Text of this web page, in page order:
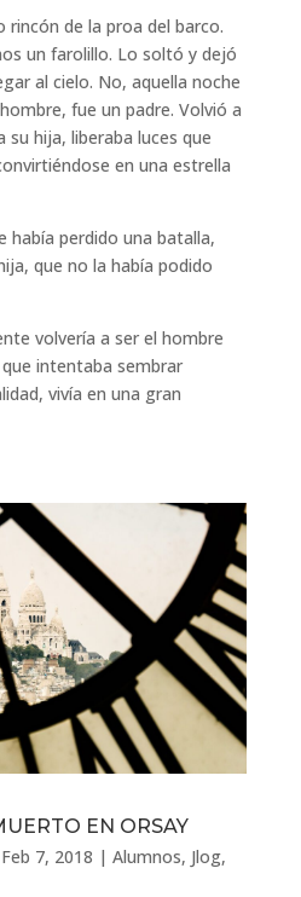
rincón de la proa del barco.
un farolillo. Lo soltó y dejó
al cielo. No, aquella noche
fue un padre. Volvió a
hija, liberaba luces que
en una estrella
había perdido una batalla,
que no la había podido
volvería a ser el hombre
intentaba sembrar
vivía en una gran
EN ORSAY
Feb 7, 2018 | Alumnos, Jlog,